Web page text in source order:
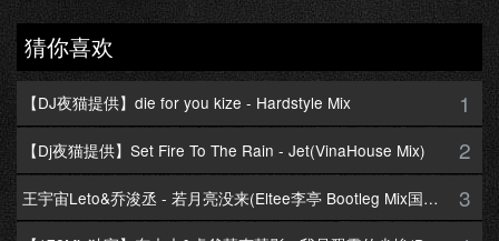
猜你喜欢
【DJ夜猫提供】die for you kize - Hardstyle Mix 1
【Dj夜猫提供】Set Fire To The Rain - Jet(VinaHouse Mix) 2
王宇宙Leto&乔浚丞 - 若月亮没来(Eltee李亭 Bootleg Mix国语合唱) 3